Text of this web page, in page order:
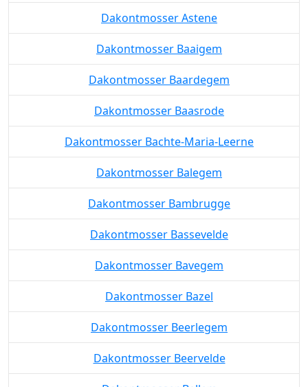
Dakontmosser Astene
Dakontmosser Baaigem
Dakontmosser Baardegem
Dakontmosser Baasrode
Dakontmosser Bachte-Maria-Leerne
Dakontmosser Balegem
Dakontmosser Bambrugge
Dakontmosser Bassevelde
Dakontmosser Bavegem
Dakontmosser Bazel
Dakontmosser Beerlegem
Dakontmosser Beervelde